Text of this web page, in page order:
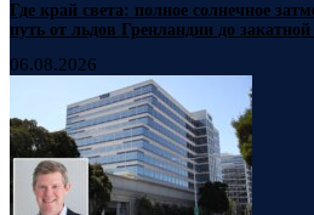
Где край света: полное солнечное
путь от льдов Гренландии до
06.08.2026